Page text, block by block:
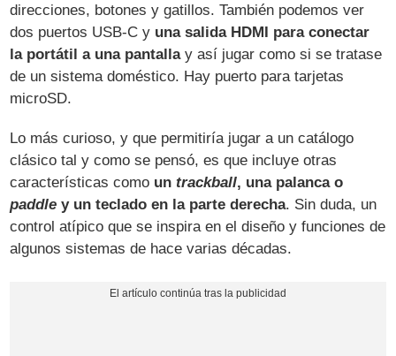
direcciones, botones y gatillos. También podemos ver
dos puertos USB-C y una salida HDMI para conectar
la portátil a una pantallay así jugar como si se tratase
de un sistema doméstico. Hay puerto para tarjetas
microSD.
Lo más curioso, y que permitiría jugar a un catálogo
clásico tal y como se pensó, es que incluye otras
características como untrackball, una palanca o
paddle y un teclado en la parte derecha. Sin duda, un
control atípico que se inspira en el diseño y funciones de
algunos sistemas de hace varias décadas.